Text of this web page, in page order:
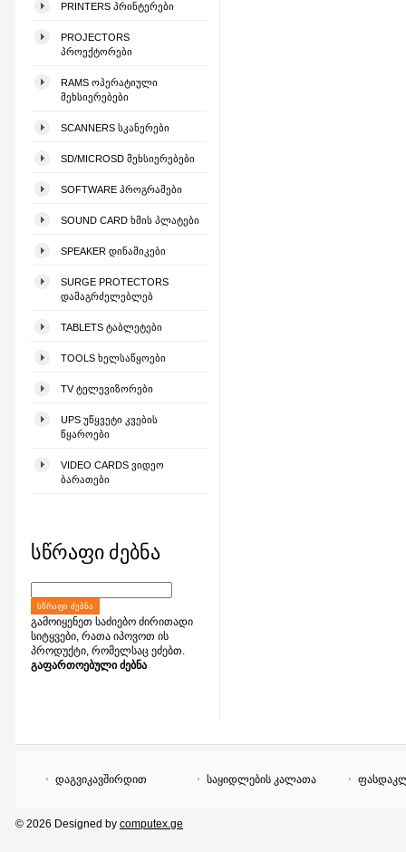
PRINTERS ᲞᲠᲘᲜᲢᲔᲠᲔᲑᲘ
PROJECTORS
ᲞᲠᲝᲔᲥᲢᲝᲠᲔᲑᲘ
RAMS ᲝᲞᲔᲠᲐᲢᲘᲣᲚᲘ
ᲛᲔᲮᲡᲘᲔᲠᲔᲑᲔᲑᲘ
SCANNERS ᲡᲙᲐᲜᲔᲠᲔᲑᲘ
SD/MICROSD ᲛᲔᲮᲡᲘᲔᲠᲔᲑᲔᲑᲘ
SOFTWARE ᲞᲠᲝᲒᲠᲐᲛᲔᲑᲘ
SOUND CARD ᲮᲛᲘᲡ ᲞᲚᲐᲢᲔᲑᲘ
SPEAKER ᲓᲘᲜᲐᲛᲘᲙᲔᲑᲘ
SURGE PROTECTORS
ᲓᲐᲛᲐᲒᲠᲫᲔᲚᲔᲑᲚᲔᲑ
TABLETS ᲢᲐᲑᲚᲔᲢᲔᲑᲘ
TOOLS ᲮᲔᲚᲡᲐᲬᲧᲝᲔᲑᲘ
TV ᲢᲔᲚᲔᲕᲘᲖᲝᲠᲔᲑᲘ
UPS ᲣᲬᲧᲕᲔᲢᲘ ᲙᲕᲔᲑᲘᲡ
ᲬᲧᲐᲠᲝᲔᲑᲘ
VIDEO CARDS ᲕᲘᲓᲔᲝ
ᲑᲐᲠᲐᲗᲔᲑᲘ
სწრაფი ძებნა
ᲡᲬᲠᲐᲤᲘ ᲫᲔᲑᲜᲐ
გამოიყენეთ საძიებო ძირითადი
სიტყვები, რათა იპოვოთ ის
პროდუქტი, რომელსაც ეძებთ.
გაფართოებული ძებნა
დაგვიკავშირდით საყიდლების კალათა
© 2026 Designed by computex.ge